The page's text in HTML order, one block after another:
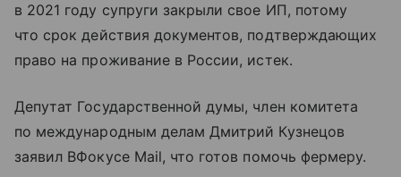
в 2021 году супруги закрыли свое ИП, потому
что срок действия документов, подтверждающих
право на проживание в России, истек.
Депутат Государственной думы, член комитета
по международным делам Дмитрий Кузнецов
заявил ВФокусе Mail, что готов помочь фермеру.